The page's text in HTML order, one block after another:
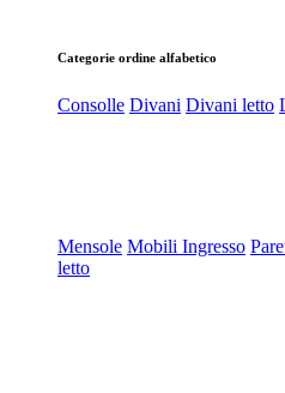
Categorie ordine alfabetico
Consolle Divani Divani letto
Mensole Mobili Ingresso
letto